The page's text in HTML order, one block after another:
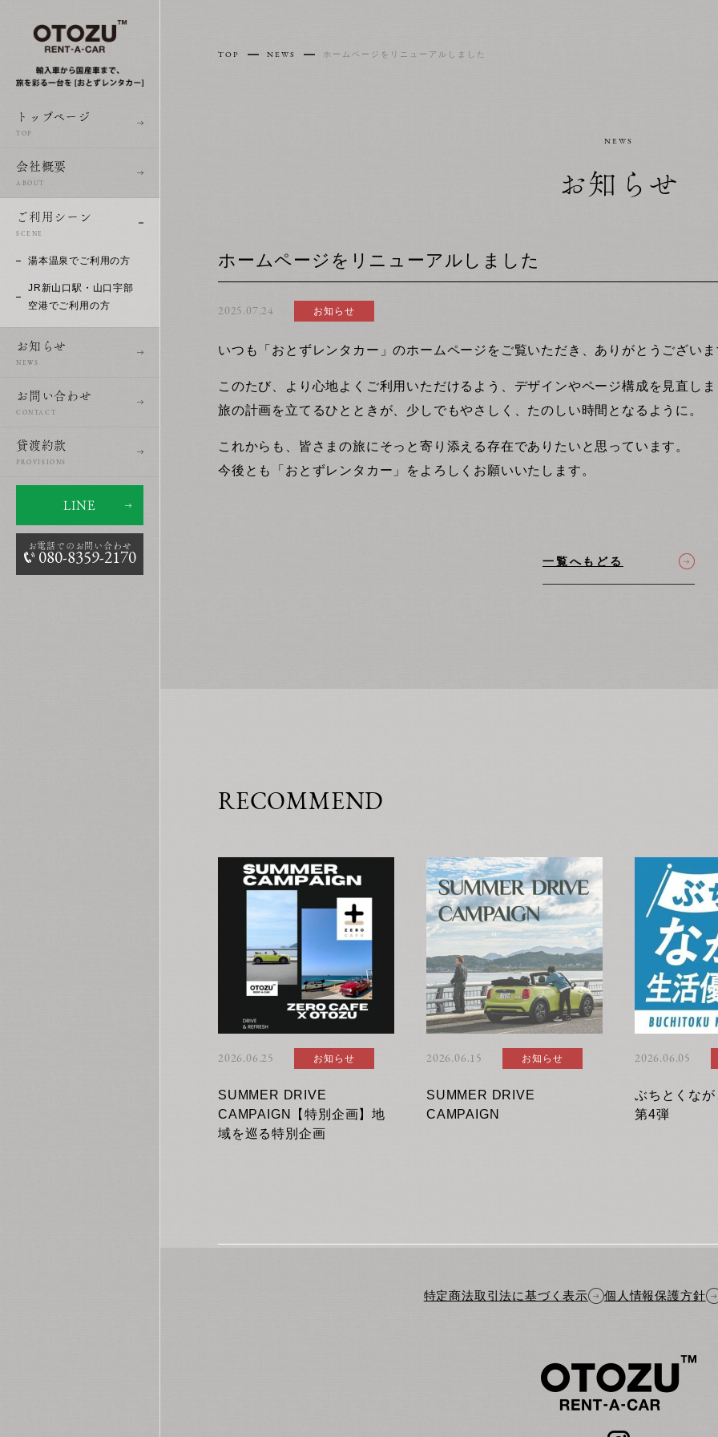
トップページ
TOP
会社概要
ABOUT
ご利用シーン
SCENE
湯本温泉でご利用の方
JR新山口駅・山口宇部
空港でご利用の方
お知らせ
NEWS
お問い合わせ
CONTACT
貸渡約款
PROVISIONS
LINE
お電話でのお問い合わせ
080-8359-2170
TOP NEWS ホームページをリニューアルしました
NEWS
お知らせ
ホームページをリニューアルしました
2025.07.24 お知らせ
いつも「おとずレンタカー」のホームページをご覧いただき、ありがとうござい
このたび、より心地よくご利用いただけるよう、デザインやページ構成を見直し
旅の計画を立てるひとときが、少しでもやさしく、たのしい時間となるように。
これからも、皆さまの旅にそっと寄り添える存在でありたいと思っています。
今後とも「おとずレンタカー」をよろしくお願いいたします。
一覧へもどる
RECOMMEND
2026.06.25 お知らせ
SUMMER DRIVE
CAMPAIGN【特別企画】地
域を巡る特別企画
2026.06.15 お知らせ
SUMMER DRIVE
CAMPAIGN
2026.06.05
ぶちとくな
第4弾
特定商法取引法に基づく表示 個人情報保護方針